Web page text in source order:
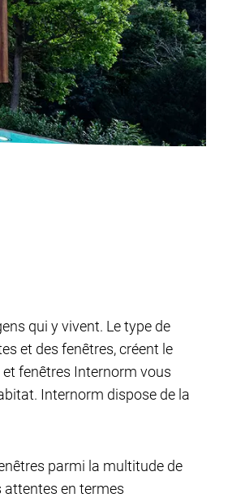
qui y vivent. Le type de
et des fenêtres, créent le
fenêtres Internorm vous
Internorm dispose de la
parmi la multitude de
en termes